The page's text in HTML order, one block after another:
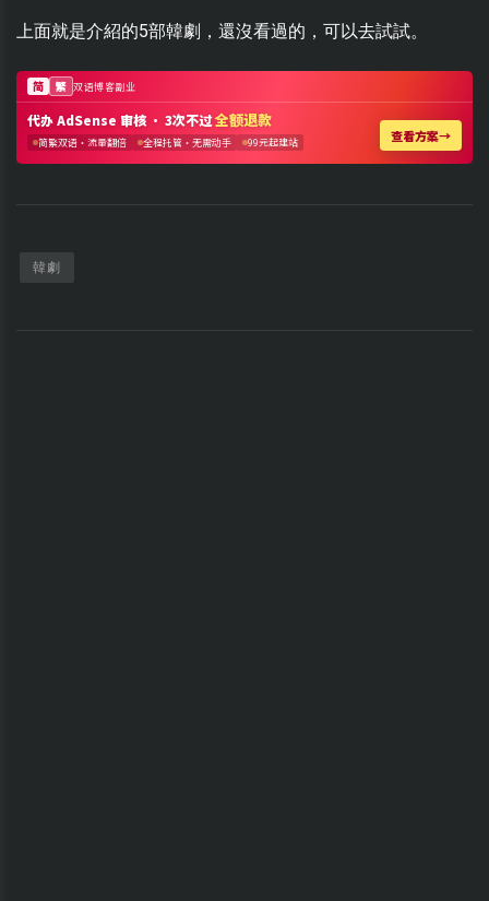
上面就是介紹的5部韓劇，還沒看過的，可以去試試。
韓劇